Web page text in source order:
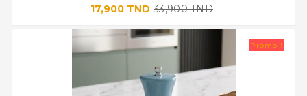
17,900 TND 33,900 TND
Promo !